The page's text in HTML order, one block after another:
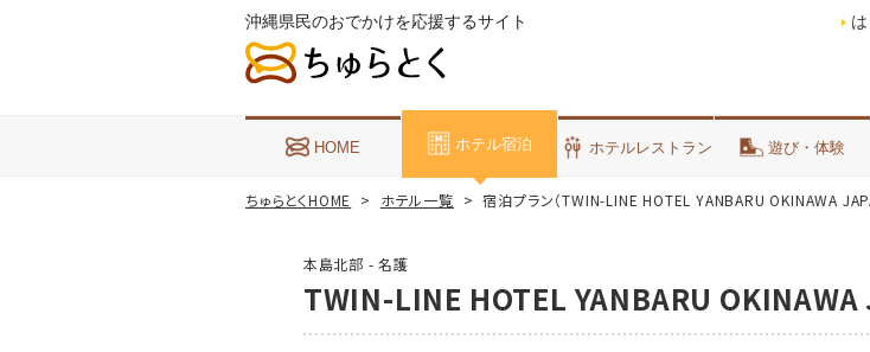
沖縄県民のおでかけを応援するサイト
HOME ホテル宿泊 ホテルレストラン 遊び・体験
ちゅらとくHOME ホテル一覧 宿泊プラン（TWIN-LINE HOTEL YANBARU OKINAWA
本島北部 - 名護
TWIN-LINE HOTEL YANBARU OKINAWA